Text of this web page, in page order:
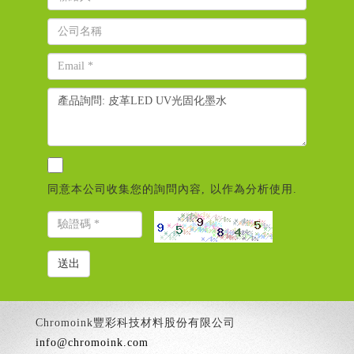
同意本公司收集您的詢問內容, 以作為分析使用.
Chromoink豐彩科技材料股份有限公司
info@chromoink.com